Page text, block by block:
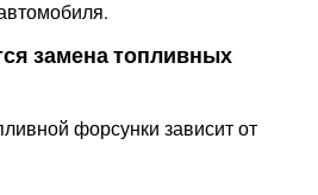
замена топливных
форсунки зависит от